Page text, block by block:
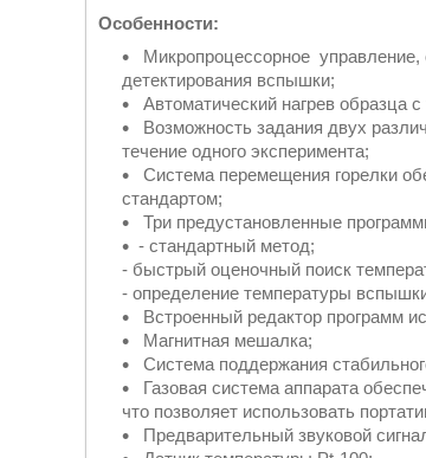
Особенности:
Микропроцессорное
детектирования вспышки;
Автоматический нагрев образца
Возможность задания двух
течение одного эксперимента;
Система перемещения горелки
стандартом;
Три предустановленные
- стандартный метод;
- быстрый оценочный поиск
- определение температуры
Встроенный редактор программ
Магнитная мешалка;
Система поддержания
Газовая система аппарата
что позволяет использовать
Предварительный звуковой